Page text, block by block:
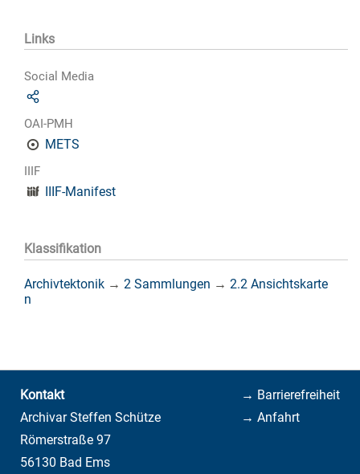
Links
Social Media
OAI-PMH
METS
IIIF
IIIF-Manifest
Klassifikation
Archivtektonik → 2 Sammlungen → 2.2 Ansichtskarte
n
→ Barrierefreiheit
→ Anfahrt
Kontakt
Archivar Steffen Schütze
Römerstraße 97
56130 Bad Ems